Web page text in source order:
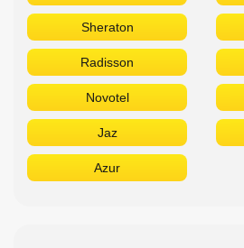
Sheraton
Radisson
Novotel
Jaz
Azur